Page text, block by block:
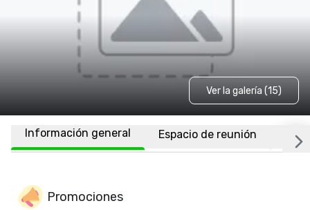
Ver la galería (15)
Información general Espacio de reunión
Promociones